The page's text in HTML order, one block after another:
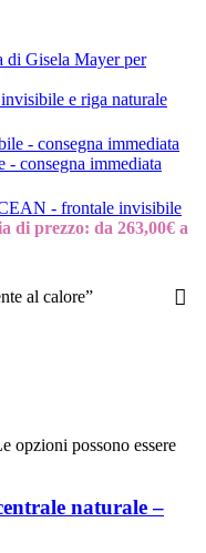
e riga naturale
consegna immediata
- frontale invisibile
di prezzo: da 263,00€ a
al calore”
opzioni possono essere
naturale –